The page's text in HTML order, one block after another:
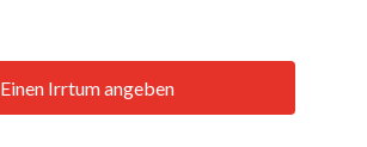
Einen Irrtum angeben